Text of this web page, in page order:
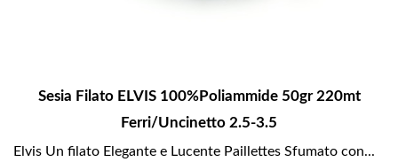
Sesia Filato ELVIS 100%poliammide 50gr 220mt
Ferri/uncinetto 2.5-3.5
Elvis Un filato Elegante e Lucente Paillettes Sfumato con...